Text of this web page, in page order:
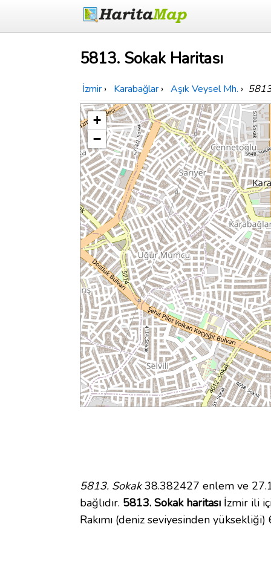
5813. Sokak Haritası
İzmir › Karabağlar › Aşık Veysel Mh. ›
+
−
5813. Sokak38.382427 enlem ve
bağlıdır. 5813. Sokak haritası İzmir ili
Rakımı (deniz seviyesinden